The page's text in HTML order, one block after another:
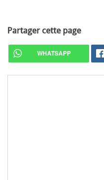
Partager cette page
WHATSAPP